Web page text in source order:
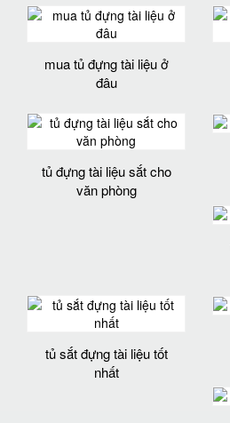
mua tủ đựng tài liệu ở
đâu
tủ đựng tài liệu sắt cho
văn phòng
tủ sắt đựng tài liệu tốt
nhất